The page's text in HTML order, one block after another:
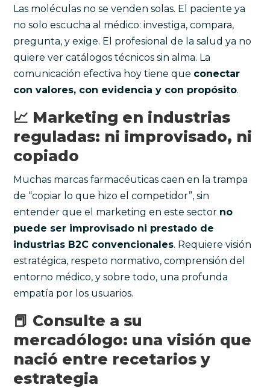
Las moléculas no se venden solas. El paciente ya
no solo escucha al médico: investiga, compara,
pregunta, y exige. El profesional de la salud ya no
quiere ver catálogos técnicos sin alma. La
comunicación efectiva hoy tiene que conectar
con valores, con evidencia y con propósito.
📈 Marketing en industrias
reguladas: ni improvisado, ni
copiado
Muchas marcas farmacéuticas caen en la trampa
de “copiar lo que hizo el competidor”, sin
entender que el marketing en este sector no
puede ser improvisado ni prestado de
industrias B2C convencionales. Requiere visión
estratégica, respeto normativo, comprensión del
entorno médico, y sobre todo, una profunda
empatía por los usuarios.
📕 Consulte a su
mercadólogo: una visión que
nació entre recetarios y
estrategia